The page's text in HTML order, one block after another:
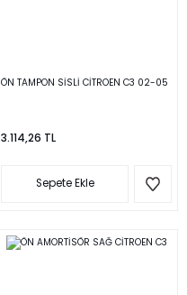
ÖN TAMPON SİSLİ CİTROEN C3 02-05
3.114,26 TL
Sepete Ekle